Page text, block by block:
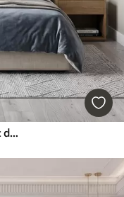
Peintures murales Jardin impérial avec des animaux de style oriental : singe, léopard, tigre, paon et héron